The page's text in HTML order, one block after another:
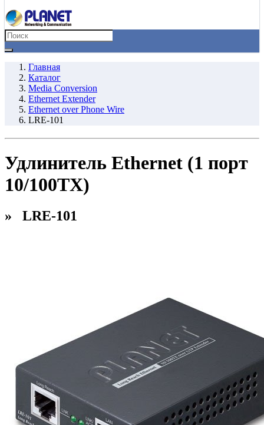
Главная
Каталог
Media Conversion
Ethernet Extender
Ethernet over Phone Wire
LRE-101
Удлинитель Ethernet (1 порт
10/100TX)
» LRE-101